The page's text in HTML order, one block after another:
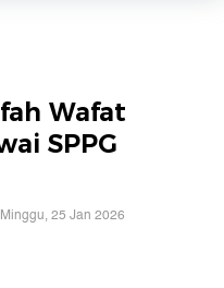
Wafat
SPPG
25 Jan 2026